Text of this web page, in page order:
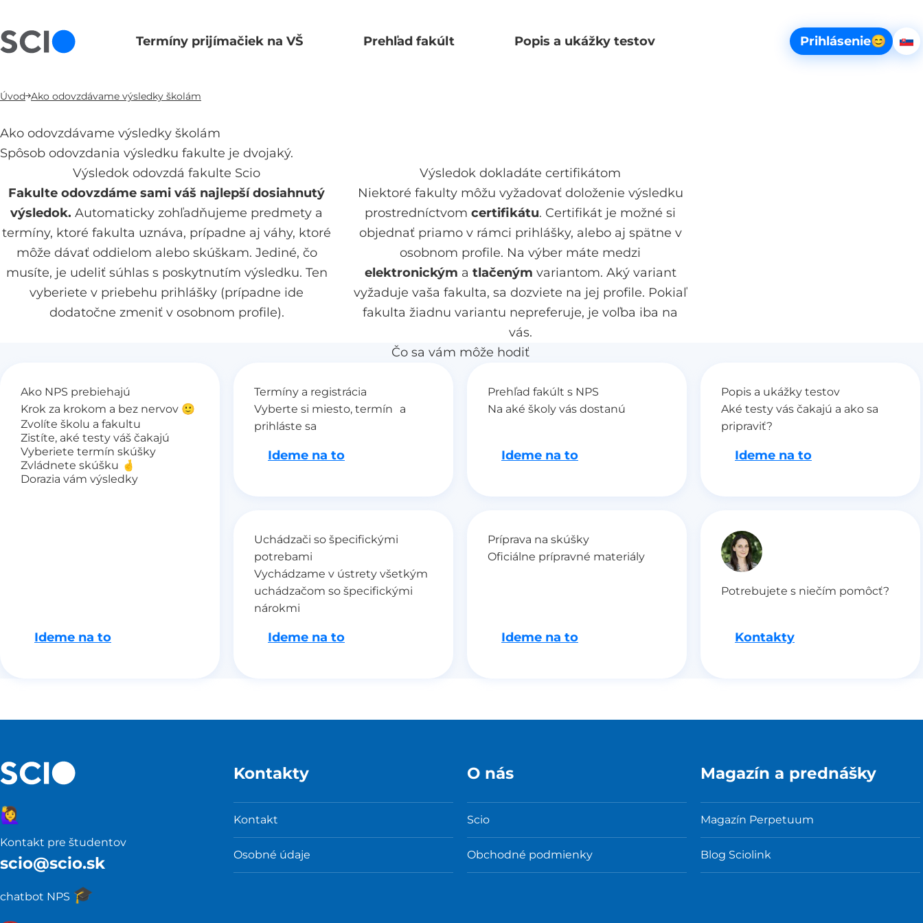
scio_web.span_sr-only.basket
Termíny prijímačiek na VŠ Prehľad fakúlt Popis a ukážky testov Prihlásenie😊
Úvod Ako odovzdávame výsledky školám
Ako odovzdávame výsledky školám
Spôsob odovzdania výsledku fakulte je dvojaký.
Výsledok odovzdá fakulte Scio
Fakulte odovzdáme sami váš najlepší dosiahnutý
výsledok. Automaticky zohľadňujeme predmety a
termíny, ktoré fakulta uznáva, prípadne aj váhy, ktoré
môže dávať oddielom alebo skúškam. Jediné, čo
musíte, je udeliť súhlas s poskytnutím výsledku. Ten
vyberiete v priebehu prihlášky (prípadne ide
dodatočne zmeniť v osobnom profile).
Výsledok dokladáte certifikátom
Niektoré fakulty môžu vyžadovať doloženie výsledku
prostredníctvom certifikátu. Certifikát je možné si
objednať priamo v rámci prihlášky, alebo aj spätne v
osobnom profile. Na výber máte medzi
elektronickým a tlačeným variantom. Aký variant
vyžaduje vaša fakulta, sa dozviete na jej profile. Pokiaľ
fakulta žiadnu variantu nepreferuje, je voľba iba na
vás.
Čo sa vám môže hodiť
Ako NPS prebiehajú
Krok za krokom a bez nervov 🙂
Zvolíte školu a fakultu
Zistíte, aké testy váš čakajú
Vyberiete termín skúšky
Zvládnete skúšku 🤞
Dorazia vám výsledky
Ideme na to
Termíny a registrácia
Vyberte si miesto, termín a
prihláste sa
Ideme na to
Prehľad fakúlt s NPS
Na aké školy vás dostanú
Ideme na to
Popis a ukážky testov
Aké testy vás čakajú a ako sa
pripraviť?
Ideme na to
Uchádzači so špecifickými
potrebami
Vychádzame v ústrety všetkým
uchádzačom so špecifickými
nárokmi
Ideme na to
Príprava na skúšky
Oficiálne prípravné materiály
Ideme na to
Potrebujete s niečím pomôcť?
Kontakty
Kontakt pre študentov
scio@scio.sk
chatbot NPS 🎓️
🙋‍♀️
Kontakty
Kontakt
Osobné údaje
O nás
Scio
Obchodné podmienky
Magazín a prednášky
Magazín Perpetuum
Blog Sciolink